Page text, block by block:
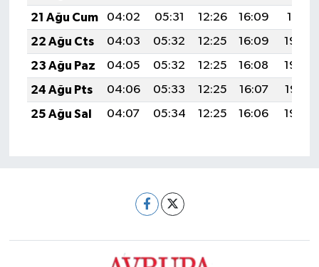
21 Ağu Cum
04:02 05:31 12:26 16:09
19:11
22 Ağu Cts
04:03 05:32 12:25 16:09
19:09
23 Ağu Paz
04:05 05:32 12:25 16:08
19:08
24 Ağu Pts
04:06 05:33 12:25 16:07
19:07
25 Ağu Sal
04:07 05:34 12:25 16:06 19:05